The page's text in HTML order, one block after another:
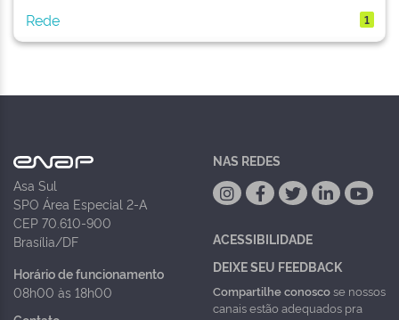
Rede 1
Asa Sul
SPO Área Especial 2-A
CEP 70.610-900
Brasília/DF
Horário de funcionamento
08h00 às 18h00
NAS REDES
ACESSIBILIDADE
DEIXE SEU FEEDBACK
Compartilhe conoscose nossos
canais estão adequados pra